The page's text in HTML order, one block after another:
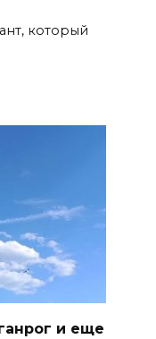
который
и еще